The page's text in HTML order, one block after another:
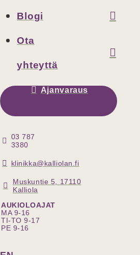
Blogi
Ota
yhteyttä
Ajanvaraus
03 787
3380
klinikka@kalliolan.fi
Muskuntie 5, 17110
Kalliola
AUKIOLOAJAT
MA 9-16
TI-TO 9-17
PE 9-16